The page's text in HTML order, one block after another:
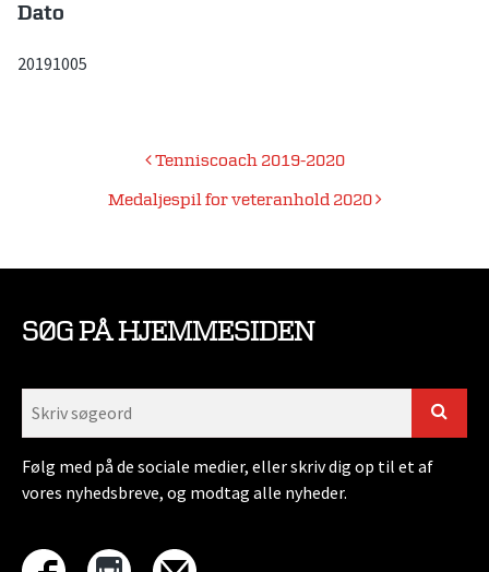
Dato
20191005
IndlægsnavigationTenniscoach 2019-2020
Medaljespil for veteranhold 2020
SØG PÅ HJEMMESIDEN
Følg med på de sociale medier, eller skriv dig op til et af
vores nyhedsbreve, og modtag alle nyheder.